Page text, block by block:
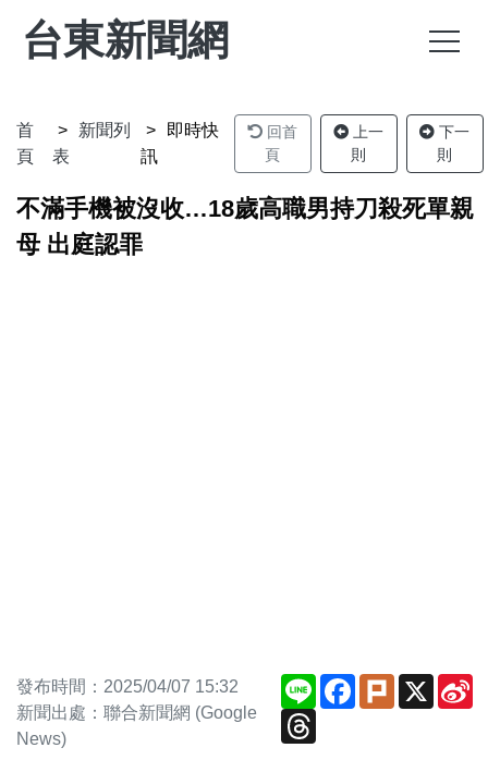
台東新聞網
首
頁
新聞列
表
即時快
訊
回首
頁
上一
則
下一
則
不滿手機被沒收…18歲高職男持刀殺死單親
母 出庭認罪
發布時間：2025/04/07 15:32
新聞出處：聯合新聞網 (Google
News)
Line Facebook
PlurkX
Threads